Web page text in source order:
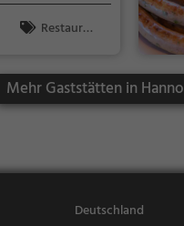
Restaura
h, Asiatisch,
Mittagessen,
Abendessen
Mehr Gaststätten in
Deutschland